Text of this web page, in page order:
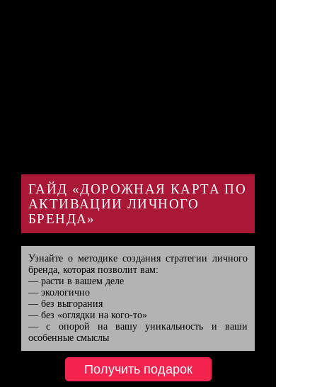
ГАЙД «ДОРОЖНАЯ КАРТА ПО
АКТИВАЦИИ ЛИЧНОГО
БРЕНДА»
Узнайте о методике создания стратегии личного
бренда, которая позволит вам:
— расти в вашем деле
— экологично
— без выгорания
— без «оглядки на кого-то»
— с опорой на вашу уникальность и ваши
особенные смыслы
Получить подарок